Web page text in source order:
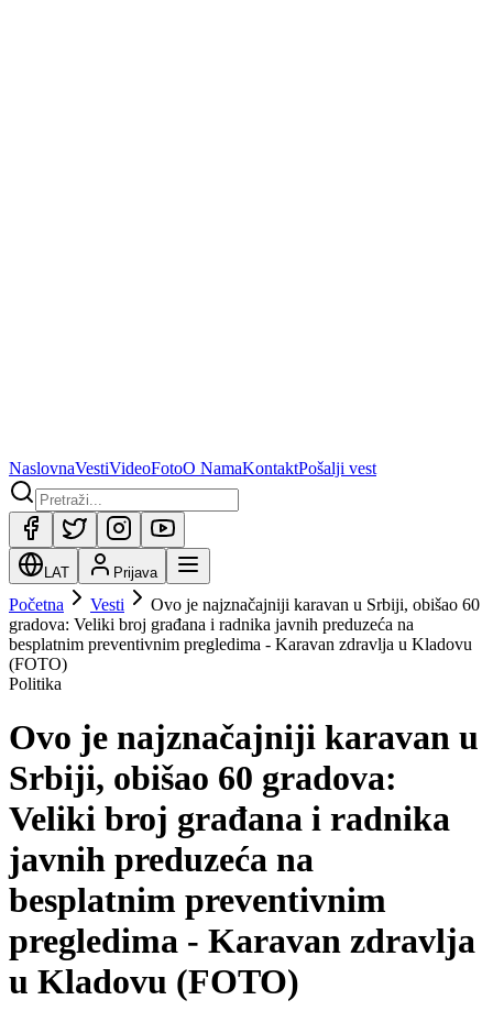
NaslovnaVestiVideoFotoO NamaKontaktPošalji vest
LAT Prijava
Početna Vesti
Ovo je najznačajniji karavan u Srbiji, obišao 60
gradova: Veliki broj građana i radnika javnih preduzeća na
besplatnim preventivnim pregledima - Karavan zdravlja u Kladovu
(FOTO)
Politika
Ovo je najznačajniji karavan u
Srbiji, obišao 60 gradova:
Veliki broj građana i radnika
javnih preduzeća na
besplatnim preventivnim
pregledima - Karavan zdravlja
u Kladovu (FOTO)